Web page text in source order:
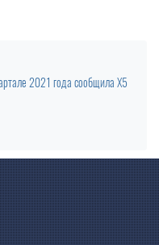
2021 года сообщила X5